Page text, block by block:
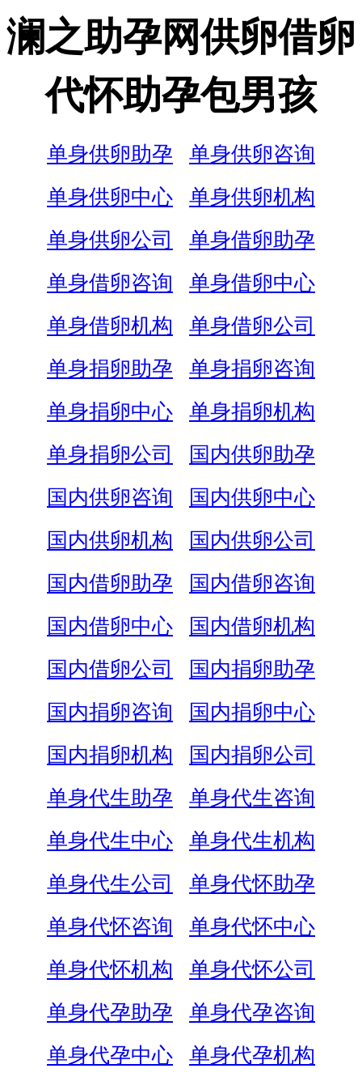
澜之助孕网供卵借卵
代怀助孕包男孩
单身供卵助孕
单身供卵咨询
单身供卵中心
单身供卵机构
单身供卵公司
单身借卵助孕
单身借卵咨询
单身借卵中心
单身借卵机构
单身借卵公司
单身捐卵助孕
单身捐卵咨询
单身捐卵中心
单身捐卵机构
单身捐卵公司
国内供卵助孕
国内供卵咨询
国内供卵中心
国内供卵机构
国内供卵公司
国内借卵助孕
国内借卵咨询
国内借卵中心
国内借卵机构
国内借卵公司
国内捐卵助孕
国内捐卵咨询
国内捐卵中心
国内捐卵机构
国内捐卵公司
单身代生助孕
单身代生咨询
单身代生中心
单身代生机构
单身代生公司
单身代怀助孕
单身代怀咨询
单身代怀中心
单身代怀机构
单身代怀公司
单身代孕助孕
单身代孕咨询
单身代孕中心
单身代孕机构